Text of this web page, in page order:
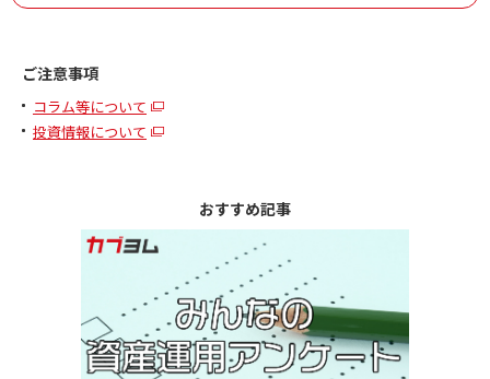
ご注意事項
コラム等について
投資情報について
おすすめ記事